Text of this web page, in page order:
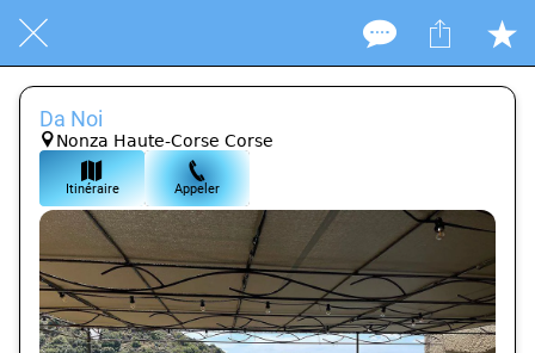
Da Noi
Nonza Haute-Corse Corse
Itinéraire Appeler